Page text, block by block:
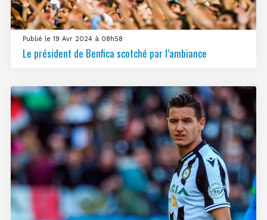
Publié le 19 Avr 2024 à 08h58
Le président de Benfica scotché par l’ambiance